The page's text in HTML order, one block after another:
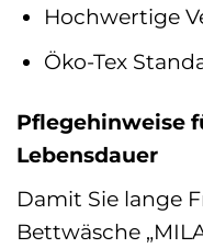
Hochwertige
Öko-Tex
Pflegehinweise
Lebensdauer
Damit Sie lange
Bettwäsche